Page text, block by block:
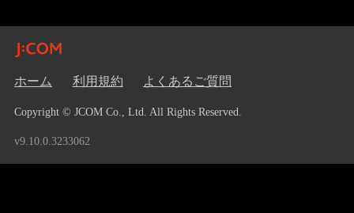
ホーム 利用規約 よくあるご質問
Copyright © JCOM Co., Ltd. All Rights Reserved.
v9.10.0.3233062